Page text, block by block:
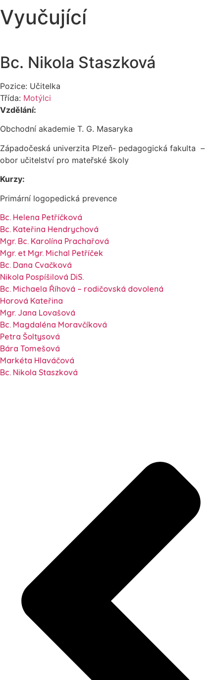
Vyučující
Bc. Nikola Staszková
Pozice: Učitelka
Třída: Motýlci
Vzdělání:
Obchodní akademie T. G. Masaryka
Západočeská univerzita Plzeň- pedagogická fakulta –
obor učitelství pro mateřské školy
Kurzy:
Primární logopedická prevence
Bc. Helena Petříčková
Bc. Kateřina Hendrychová
Mgr. Bc. Karolína Prachařová
Mgr. et Mgr. Michal Petříček
Bc. Dana Cvačková
Nikola Pospíšilová DiS.
Bc. Michaela Říhová – rodičovská dovolená
Horová Kateřina
Mgr. Jana Lovašová
Bc. Magdaléna Moravčíková
Petra Šoltysová
Bára Tomešová
Markéta Hlaváčová
Bc. Nikola Staszková